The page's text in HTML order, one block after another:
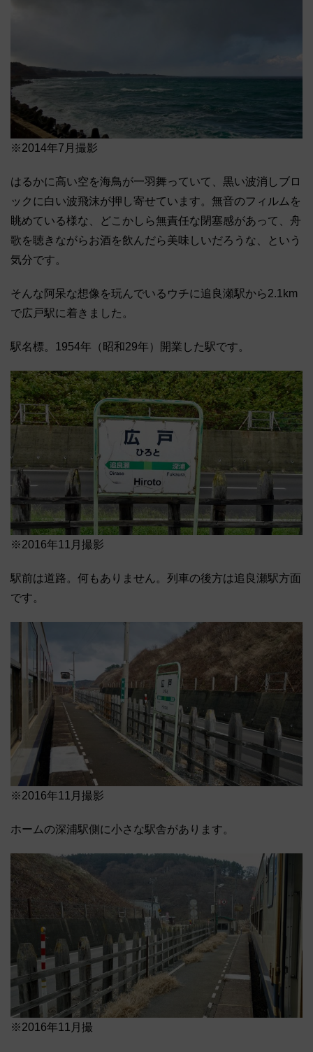
※2014年7月撮影
はるかに高い空を海鳥が一羽舞っていて、黒い波消しブロ
ックに白い波飛沫が押し寄せています。無音のフィルムを
眺めている様な、どこかしら無責任な閉塞感があって、舟
歌を聴きながらお酒を飲んだら美味しいだろうな、という
気分です。
そんな阿呆な想像を玩んでいるウチに追良瀬駅から2.1km
で広戸駅に着きました。
駅名標。1954年（昭和29年）開業した駅です。
※2016年11月撮影
駅前は道路。何もありません。列車の後方は追良瀬駅方面
です。
※2016年11月撮影
ホームの深浦駅側に小さな駅舎があります。
※2016年11月撮